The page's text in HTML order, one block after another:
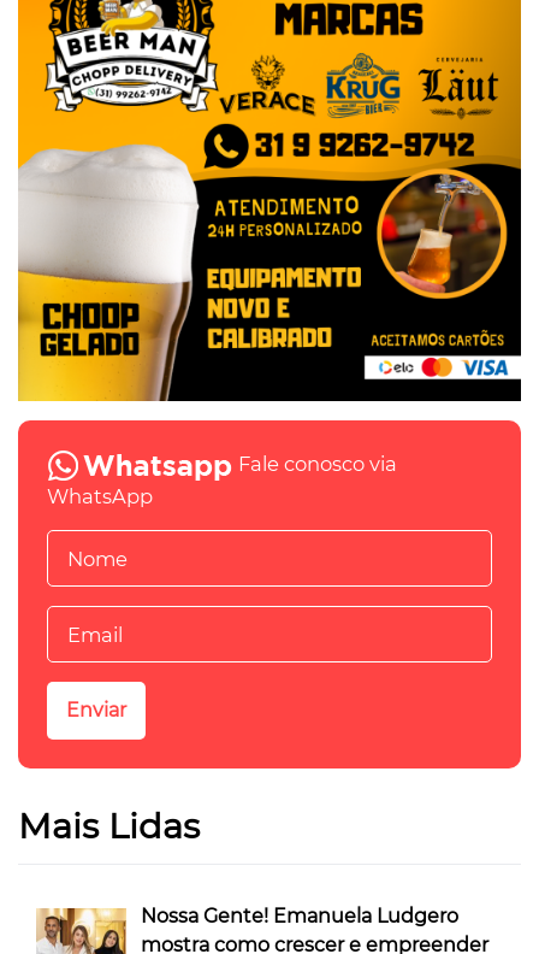
Fale conosco via
WhatsApp
Mais Lidas
Nossa Gente! Emanuela Ludgero
mostra como crescer e empreender